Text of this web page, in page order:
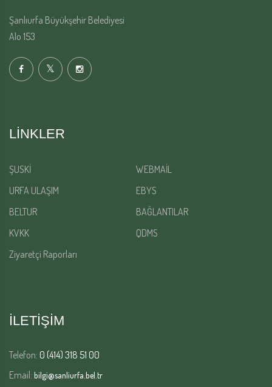
Şanlıurfa Büyükşehir Belediyesi
Alo 153
LINKLER
ŞUSKİ
WEBMAİL
URFA ULAŞIM
EBYS
BELTUR
BAĞLANTILAR
KVKK
QDMS
Ziyaretçi Raporları
İLETİŞİM
Telefon: 0 (414) 318 51 00
Email: bilgi@sanliurfa.bel.tr